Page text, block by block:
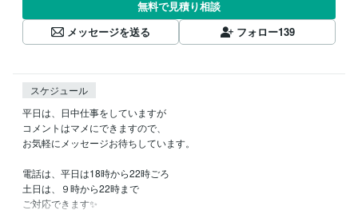
無料で見積り相談
メッセージを送る
フォロー139
スケジュール
平日は、日中仕事をしていますが
コメントはマメにできますので、
お気軽にメッセージお待ちしています。
電話は、平日は18時から22時ごろ
土日は、９時から22時まで
ご対応できます✨